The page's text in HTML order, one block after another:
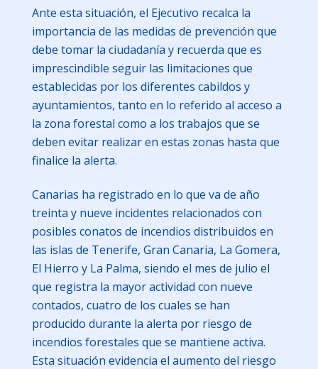
Ante esta situación, el Ejecutivo recalca la
importancia de las medidas de prevención que
debe tomar la ciudadanía y recuerda que es
imprescindible seguir las limitaciones que
establecidas por los diferentes cabildos y
ayuntamientos, tanto en lo referido al acceso a
la zona forestal como a los trabajos que se
deben evitar realizar en estas zonas hasta que
finalice la alerta.
Canarias ha registrado en lo que va de año
treinta y nueve incidentes relacionados con
posibles conatos de incendios distribuidos en
las islas de Tenerife, Gran Canaria, La Gomera,
El Hierro y La Palma, siendo el mes de julio el
que registra la mayor actividad con nueve
contados, cuatro de los cuales se han
producido durante la alerta por riesgo de
incendios forestales que se mantiene activa.
Esta situación evidencia el aumento del riesgo